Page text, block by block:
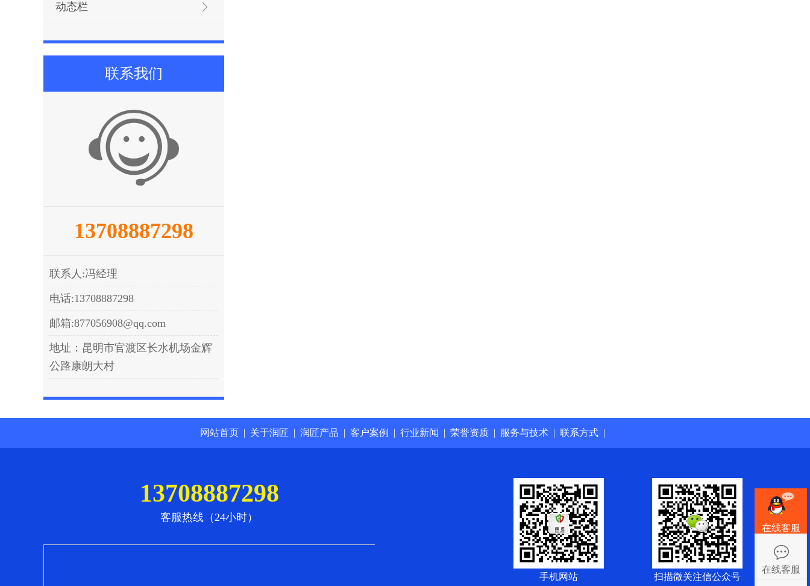
动态栏
联系我们
13708887298
联系人:冯经理
电话:13708887298
邮箱:877056908@qq.com
地址：昆明市官渡区长水机场金辉
公路康朗大村
网站首页 | 关于润匠 | 润匠产品 | 客户案例 | 行业新闻 | 荣誉资质 | 服务与技术 | 联系方式 |
13708887298
客服热线（24小时）
扫描微关注信公众号
手机网站
在线客服
在线客服